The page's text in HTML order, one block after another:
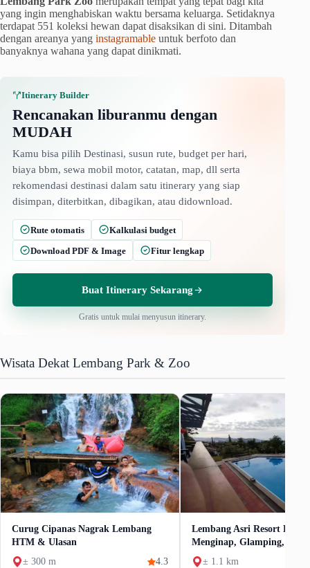
yang ingin menghabiskan waktu bersama keluarga. Setidaknya
terdapat 551 koleksi hewan dapat disaksikan di sini. Ditambah
dengan areanya yang instagramable untuk berfoto dan
banyaknya wahana yang dapat dinikmati.
Itinerary Builder
Rencanakan liburanmu dengan
MUDAH
Kamu bisa pilih Destinasi, susun rute, budget per hari,
biaya bbm, sewa mobil motor, catatan, map, dll serta
rekomendasi destinasi dalam satu itinerary yang siap
disimpan, diterbitkan, dibagikan, atau didownload.
Rute otomatis
Kalkulasi budget
Download PDF & Image
Fitur lengkap
Buat Itinerary Sekarang
Gratis untuk mulai menyusun itinerary.
Wisata Dekat Lembang Park & Zoo
Curug Cipanas Nagrak Lembang
HTM & Ulasan
± 300 m
4.3
Lembang Asri Resort Harga
Menginap, Glamping, Dan
± 1.1 km